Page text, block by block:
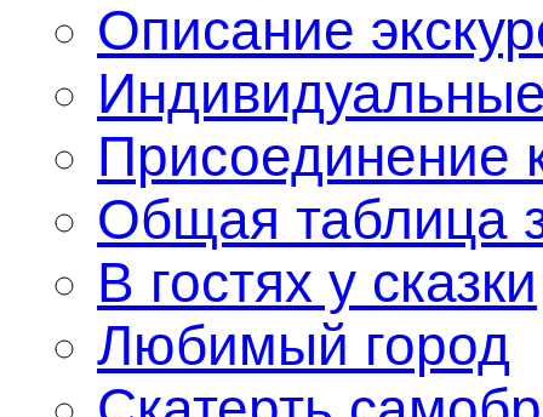
Описание
Присоединение
Общая таблица
В гостях у сказки
Любимый город